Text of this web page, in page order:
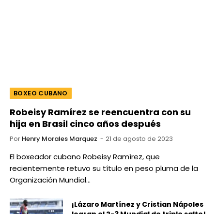
BOXEO CUBANO
Robeisy Ramírez se reencuentra con su
hija en Brasil cinco años después
Por Henry Morales Marquez 21 de agosto de 2023
El boxeador cubano Robeisy Ramírez, que
recientemente retuvo su título en peso pluma de la
Organización Mundial…
¡Lázaro Martínez y Cristian Nápoles